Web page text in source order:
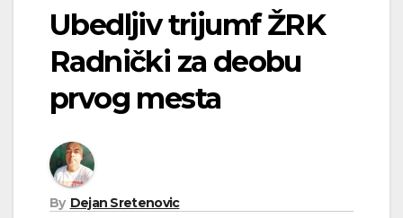
Ubedljiv trijumf ŽRK
Radnički za deobu
prvog mesta
By Dejan Sretenovic